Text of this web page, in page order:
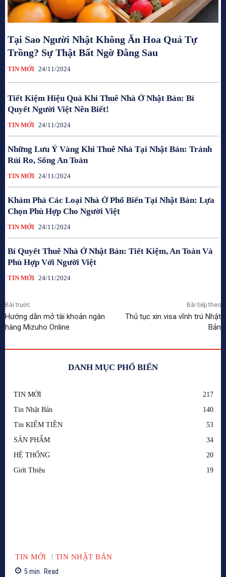
Tại Sao Người Nhật Không Ăn Hoa Quả Tự
Trồng? Sự Thật Bất Ngờ Đằng Sau
TIN MỚI 24/11/2024
Tiết Kiệm Hiệu Quả Khi Thuê Nhà Ở Nhật Bản: Bí
Quyết Người Việt Nên Biết!
TIN MỚI 24/11/2024
Những Lưu Ý Vàng Khi Thuê Nhà Tại Nhật Bản: Tránh
Rủi Ro, Sống An Toàn
TIN MỚI 24/11/2024
Khám Phá Các Loại Nhà Ở Phổ Biến Tại Nhật Bản: Lựa
Chọn Phù Hợp Cho Người Việt
TIN MỚI 24/11/2024
Bí Quyết Thuê Nhà Ở Nhật Bản: Tiết Kiệm, An Toàn Và
Phù Hợp Với Người Việt
TIN MỚI 24/11/2024
Bài trước
Hướng dẫn mở tài khoản ngân
hàng Mizuho Online
Bài tiếp theo
Thủ tục xin visa vĩnh trú Nhật
Bản
DANH MỤC PHỔ BIẾN
TIN MỚI
217
Tin Nhật Bản
140
Tin KIẾM TIỀN
53
SẢN PHẨM
34
HỆ THỐNG
20
Giới Thiệu
19